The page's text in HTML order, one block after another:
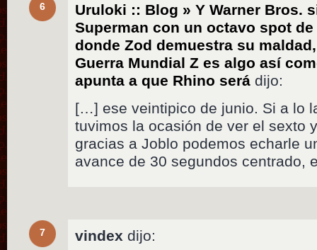
6
Uruloki :: Blog » Y Warner Bros.
Superman con un octavo spot
donde Zod demuestra su
Guerra Mundial Z es algo así
apunta a que Rhino serádijo:
[…] ese veintipico de junio. Si a lo
tuvimos la ocasión de ver el sexto
gracias a Joblo podemos echarle
avance de 30 segundos centrado,
7 vindex dijo: